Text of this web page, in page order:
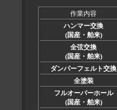
作業内容
ハンマー交換
(国産・舶来)
全弦交換
(国産・舶来)
ダンパーフェルト交換
全塗装
フルオーバーホール
(国産・舶来)